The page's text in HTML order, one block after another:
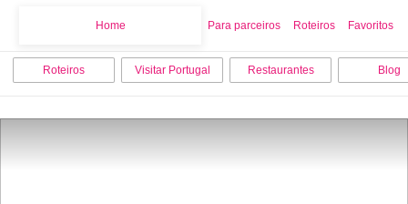
Home Para parceiros Roteiros Favoritos
Roteiros Visitar Portugal Restaurantes Blog